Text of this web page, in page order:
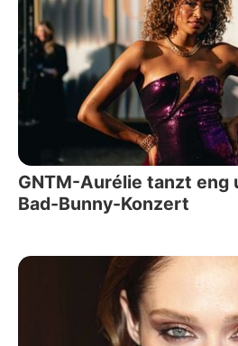
GNTM-Aurélie tanzt eng
Bad-Bunny-Konzert